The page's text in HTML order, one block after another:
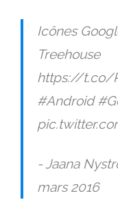
Icônes
Treehouse
https://t.co/
#Android
- Jaana
mars 2016